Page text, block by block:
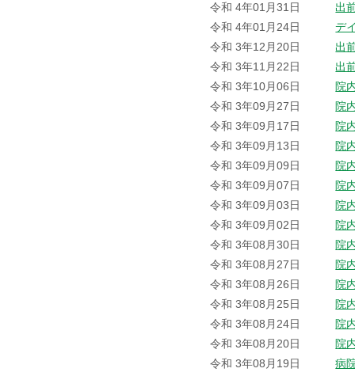
令和 4年01月31日
出
令和 4年01月24日
デ
令和 3年12月20日
出
令和 3年11月22日
出
令和 3年10月06日
院
令和 3年09月27日
院
令和 3年09月17日
院
令和 3年09月13日
院
令和 3年09月09日
院
令和 3年09月07日
院
令和 3年09月03日
院
令和 3年09月02日
院
令和 3年08月30日
院
令和 3年08月27日
院
令和 3年08月26日
院
令和 3年08月25日
院
令和 3年08月24日
院
令和 3年08月20日
院
令和 3年08月19日
病